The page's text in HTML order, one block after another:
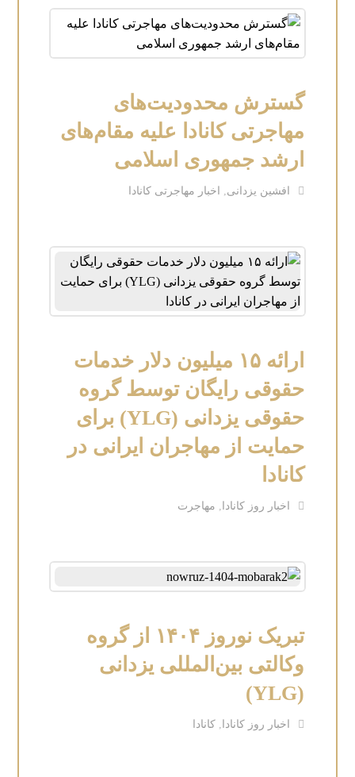
گسترش محدودیت‌های
مهاجرتی کانادا علیه مقام‌های
ارشد جمهوری اسلامی
افشین یزدانی اخبار مهاجرتی کانادا
ارائه ۱۵ میلیون دلار خدمات
حقوقی رایگان توسط گروه
حقوقی یزدانی (YLG) برای
حمایت از مهاجران ایرانی در
کانادا
اخبار روز کانادا مهاجرت
تبریک نوروز ۱۴۰۴ از گروه
وکالتی بین‌المللی یزدانی
(YLG)
اخبار روز کانادا کانادا